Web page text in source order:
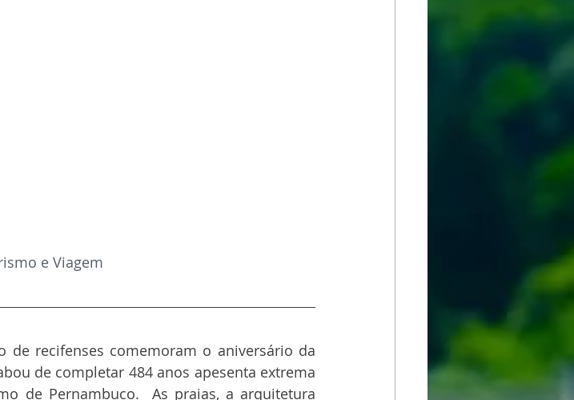
e Viagem
recifenses comemoram o aniversário da
de completar 484 anos apesenta extrema
de Pernambuco.  As praias, a arquitetura